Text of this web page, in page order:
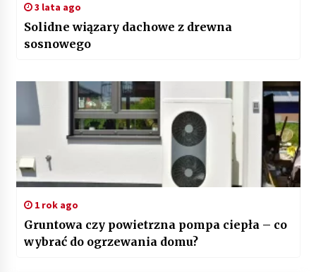
3 lata ago
Solidne wiązary dachowe z drewna
sosnowego
1 rok ago
Gruntowa czy powietrzna pompa ciepła – co
wybrać do ogrzewania domu?